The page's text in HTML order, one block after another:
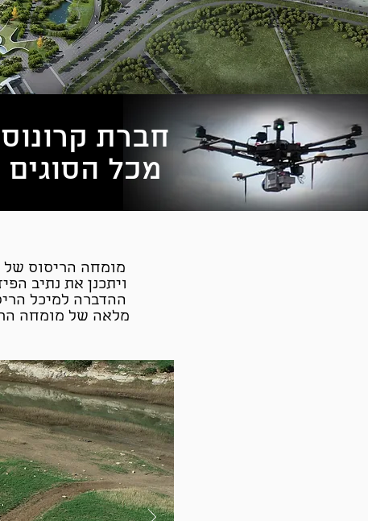
חברת
מכל הסוגים ועד
מומחה הריסוס של
ויתכנן את נתיב
ההדברה למיכל
מלאה של מומחה